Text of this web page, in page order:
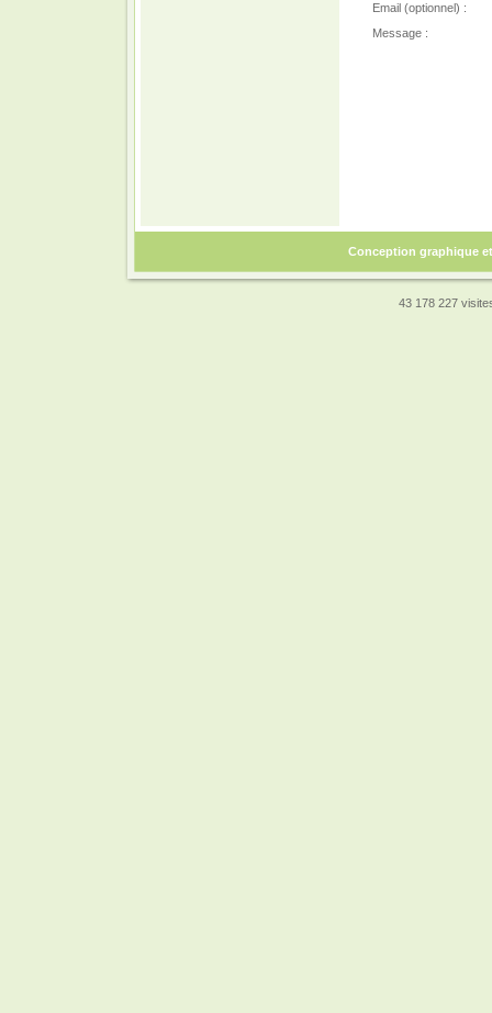
Email (optionnel) :
Message :
Conception graphique
43 178 227